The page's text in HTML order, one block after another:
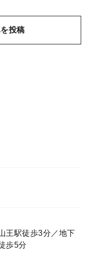
投稿
王駅徒歩3分／地下
歩5分